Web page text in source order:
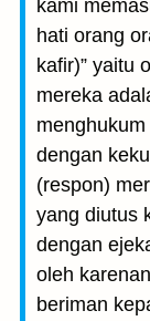
kami
hati orang
kafir)” yaitu
mereka
dengan
(respon)
yang diutus
dengan
oleh
beriman